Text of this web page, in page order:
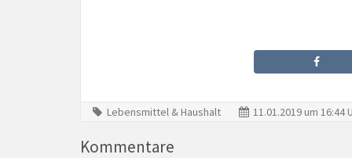
Lebensmittel & Haushalt 11.01.2019 um 16:44
Kommentare